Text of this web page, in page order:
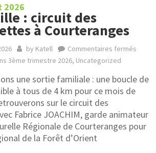
2026
: circuit des
à Courteranges
by Katell
Commentaires fermés
3ème trimestre 2026, Uncategorized
une sortie familiale : une boucle de
à tous de 4 km pour ce mois de
sur le circuit des
Fabrice JOACHIM, garde animateur
Régionale de Courteranges pour
de la Forêt d’Orient